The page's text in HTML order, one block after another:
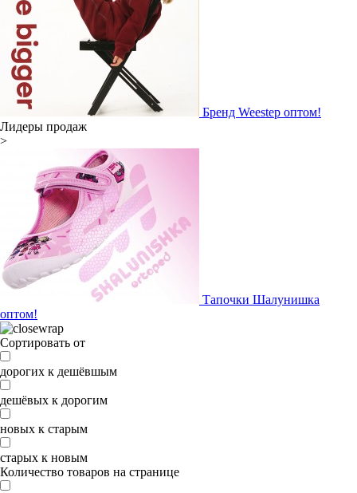
Бренд Weestep оптом!
Лидеры продаж
>
Тапочки Шалунишка
оптом!
Сортировать от
дорогих к дешёвшым
дешёвых к дорогим
новых к старым
старых к новым
Количество товаров на странице